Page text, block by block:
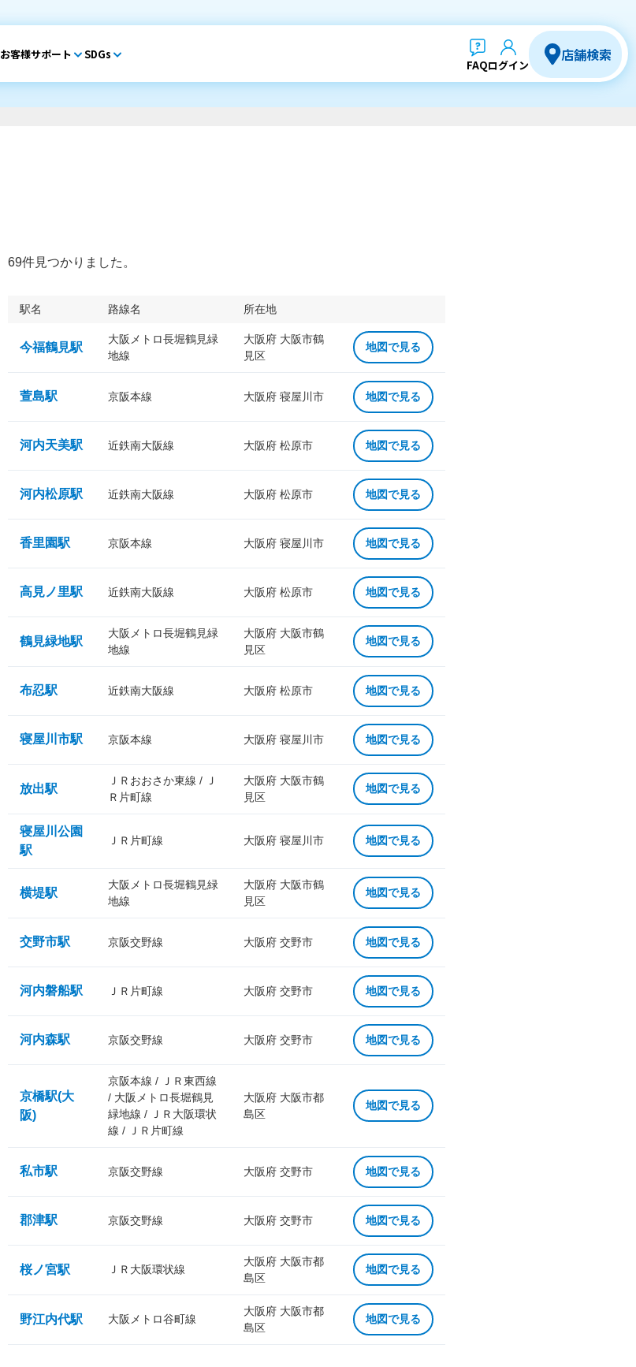
お客様サポート SDGs
FAQログイン
店舗検索
69件見つかりました。
駅名 路線名 所在地
今福鶴見駅
大阪メトロ長堀鶴見緑
地線
大阪府 大阪市鶴
見区
地図で見る
萱島駅 京阪本線 大阪府 寝屋川市 地図で見る
河内天美駅 近鉄南大阪線 大阪府 松原市 地図で見る
河内松原駅 近鉄南大阪線 大阪府 松原市 地図で見る
香里園駅 京阪本線 大阪府 寝屋川市 地図で見る
高見ノ里駅 近鉄南大阪線 大阪府 松原市 地図で見る
鶴見緑地駅
大阪メトロ長堀鶴見緑
地線
大阪府 大阪市鶴
見区
地図で見る
布忍駅 近鉄南大阪線 大阪府 松原市 地図で見る
寝屋川市駅 京阪本線 大阪府 寝屋川市 地図で見る
放出駅
ＪＲおおさか東線 / Ｊ
Ｒ片町線
大阪府 大阪市鶴
見区
地図で見る
寝屋川公園
駅
ＪＲ片町線 大阪府 寝屋川市 地図で見る
横堤駅
大阪メトロ長堀鶴見緑
地線
大阪府 大阪市鶴
見区
地図で見る
交野市駅 京阪交野線 大阪府 交野市 地図で見る
河内磐船駅 ＪＲ片町線 大阪府 交野市 地図で見る
河内森駅 京阪交野線 大阪府 交野市 地図で見る
京橋駅(大
阪)
京阪本線 / ＪＲ東西線
/ 大阪メトロ長堀鶴見
緑地線 / ＪＲ大阪環状
線 / ＪＲ片町線
大阪府 大阪市都
島区
地図で見る
私市駅 京阪交野線 大阪府 交野市 地図で見る
郡津駅 京阪交野線 大阪府 交野市 地図で見る
桜ノ宮駅 ＪＲ大阪環状線
大阪府 大阪市都
島区
地図で見る
野江内代駅 大阪メトロ谷町線
大阪府 大阪市都
島区
地図で見る